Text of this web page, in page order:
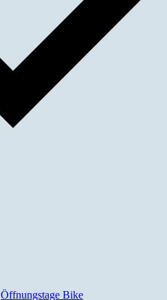
Öffnungstage Bike